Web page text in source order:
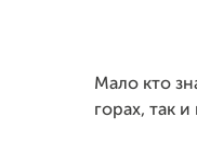
Мало кто
горах, так